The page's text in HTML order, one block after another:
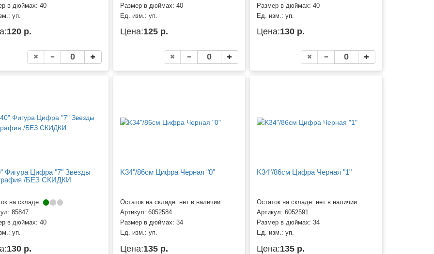
в дюймах: 40
уп.
120 р.
Размер в дюймах: 40
Ед. изм.: уп.
Цена:125 р.
Размер в дюймах:40
Ед. изм.:уп.
Цена:130 р.
Фигура Цифра "7" Звезды
/БЕЗ СКИДКИ
на складе:
85847
в дюймах: 40
уп.
130 р.
K34"/86см Цифра Черная "0"
Остаток на складе: нет в наличии
Артикул: 6052584
Размер в дюймах: 34
Ед. изм.: уп.
Цена:135 р.
K34"/86см Цифра Черная "1"
Остаток на складе: нет в наличии
Артикул:6052591
Размер в дюймах:34
Ед. изм.:уп.
Цена:135 р.